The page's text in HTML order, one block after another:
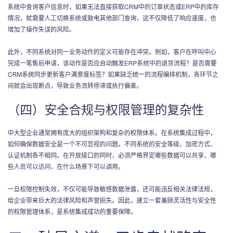
系统中查询客户信息时，如果无法直接获取CRM中的订单状态或ERP中的库存
情况，就需要人工切换系统或致电其他部门查询，这不仅降低了响应速度，也
增加了操作失误的风险。
此外，不同系统对同一业务动作的定义可能存在冲突。例如，客户在呼叫中心
完成一笔售后申请，该动作是否应自动触发ERP系统中的退货流程？是否需要
CRM系统同步更新客户满意度标签？如果缺乏统一的流程编排机制，各环节之
间就会出现断点，导致业务流转停滞或执行偏差。
（四）安全合规与权限管理的复杂性
中大型企业通常拥有庞大的组织架构和复杂的权限体系。在系统集成过程中，
如何确保数据安全是一个不可忽视的问题。不同系统的安全等级、加密方式、
认证机制各不相同。在开放接口的同时，必须严格界定哪些数据可以共享、哪
些人员可以访问、在什么场景下可以调用。
一旦权限控制失效，不仅可能导致敏感数据泄露，还可能违反相关法律法规，
给企业带来巨大的法律风险和声誉损失。因此，建立一套兼顾灵活性与安全性
的权限管理体系，是系统集成成功的重要保障。